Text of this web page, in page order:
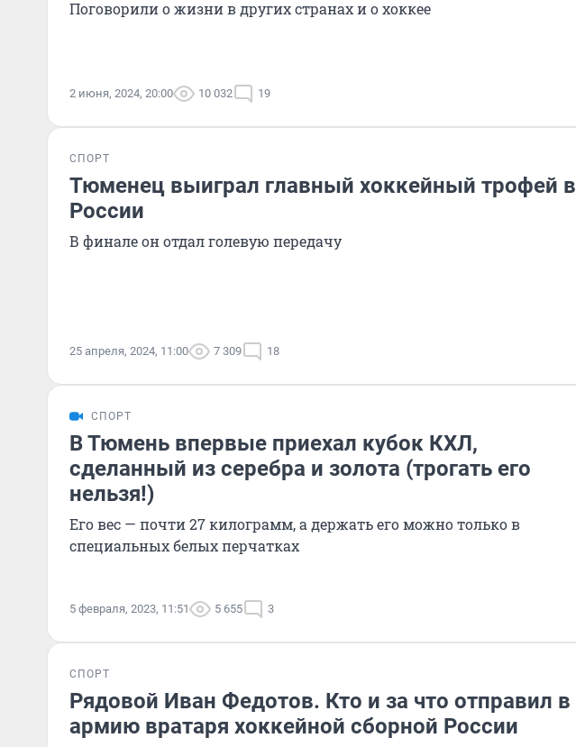
Поговорили о жизни в других странах и о хоккее
2 июня, 2024, 20:00 10 032 19
СПОРТ
Тюменец выиграл главный хоккейный трофей в
России
В финале он отдал голевую передачу
25 апреля, 2024, 11:00 7 309 18
СПОРТ
В Тюмень впервые приехал кубок КХЛ,
сделанный из серебра и золота (трогать его
нельзя!)
Его вес — почти 27 килограмм, а держать его можно только в
специальных белых перчатках
5 февраля, 2023, 11:51 5 655 3
СПОРТ
Рядовой Иван Федотов. Кто и за что отправил в
армию вратаря хоккейной сборной России